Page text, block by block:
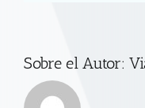
Sobre el Autor: